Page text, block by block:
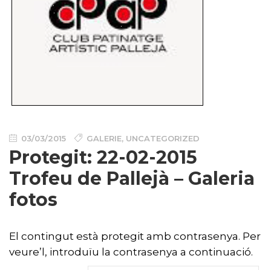
03/03/2015 GALERIE, UNCATEGORIZED
Protegit: 22-02-2015
Trofeu de Pallejà – Galeria
fotos
El contingut està protegit amb contrasenya. Per
veure’l, introduïu la contrasenya a continuació.